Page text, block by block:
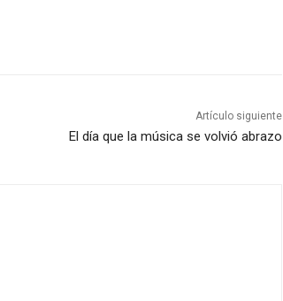
Artículo siguiente
El día que la música se volvió abrazo